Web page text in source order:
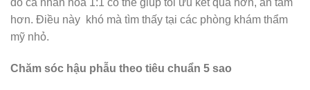
đồ cá nhân hoá 1:1 có thể giúp tối ưu kết quả hơn, an tâm
hơn. Điều này khó mà tìm thấy tại các phòng khám thẩm
mỹ nhỏ.
Chăm sóc hậu phẫu theo tiêu chuẩn 5 sao